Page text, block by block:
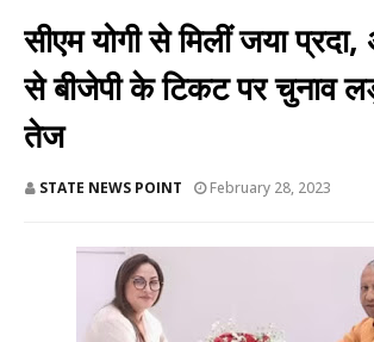
सीएम योगी से मिलीं जया
से बीजेपी के टिकट पर चुनाव
तेज
STATE NEWS POINT February 28, 2023